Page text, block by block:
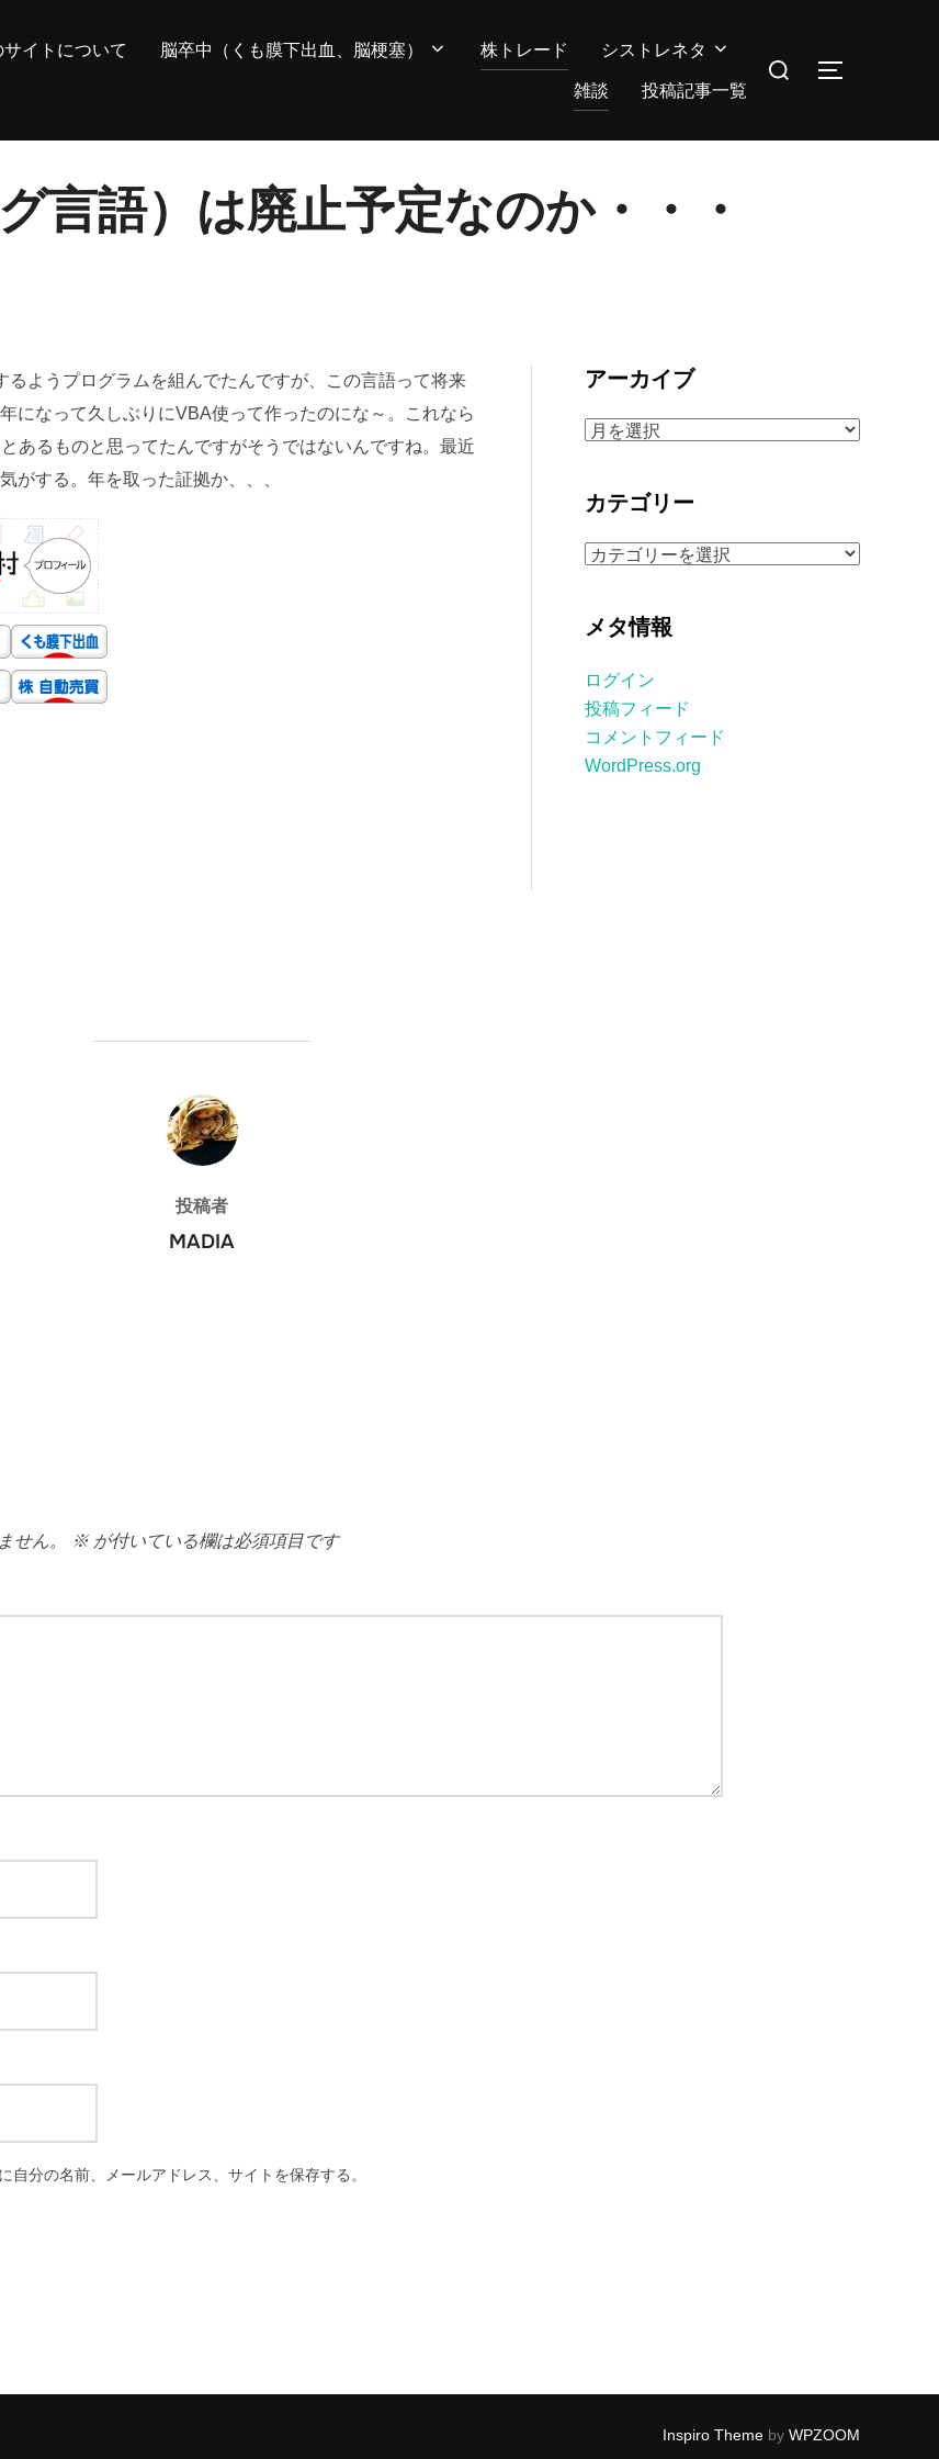
サイトについて 脳卒中（くも膜下出血、脳梗塞） 株トレード
シストレネタ
雑談
投稿記事一覧
検
サイドバー
言語）は廃止予定なのか・・・
ようプログラムを組んでたんですが、この言語って将来
になって久しぶりにVBA使って作ったのにな～。これなら
あるものと思ってたんですがそうではないんですね。最近
がする。年を取った証拠か、、、
アーカイブ
ア
イ
ブ
カテゴリー
カ
リ
メタ情報
ログイン
投稿フィード
コメントフィード
WordPress.org
投稿者
投稿者
MADIA
せん。 ※ が付いている欄は必須項目です
分の名前、メールアドレス、サイトを保存する。
Inspiro Theme by WPZOOM